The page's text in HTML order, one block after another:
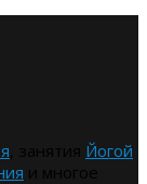
Йогой